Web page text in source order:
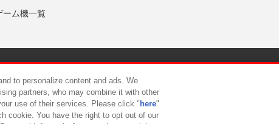
ーム機一覧
いて カスタマーハラスメント対応方針
to personalize content and ads. We
partners, who may combine it with other
use of their services. Please click " here"
cookie. You have the right to opt out of our